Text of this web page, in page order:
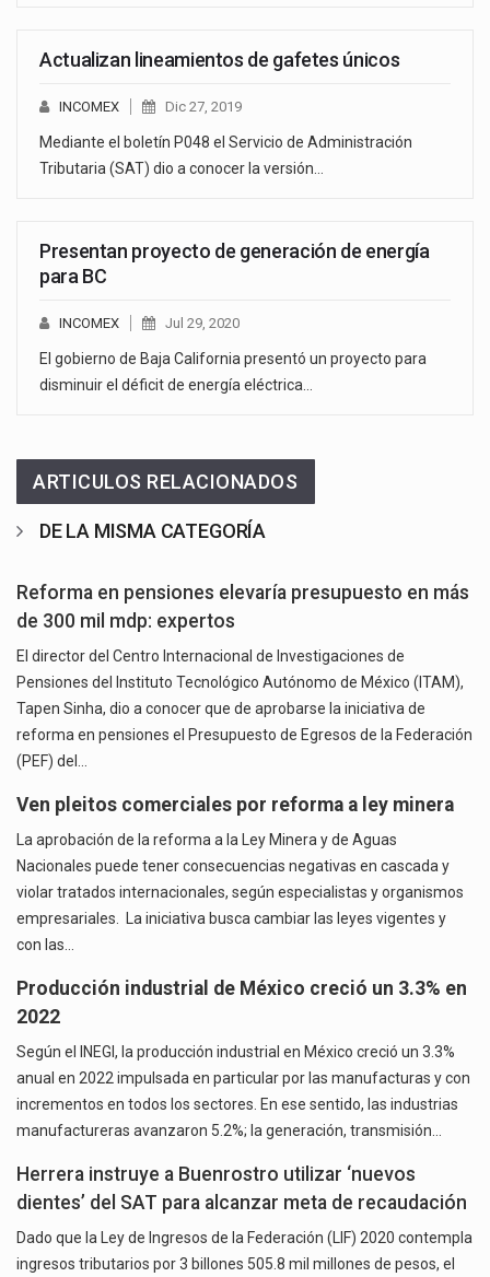
Actualizan lineamientos de gafetes únicos
INCOMEX Dic 27, 2019
Mediante el boletín P048 el Servicio de Administración
Tributaria (SAT) dio a conocer la versión…
Presentan proyecto de generación de energía
para BC
INCOMEX Jul 29, 2020
El gobierno de Baja California presentó un proyecto para
disminuir el déficit de energía eléctrica…
ARTICULOS RELACIONADOS
DE LA MISMA CATEGORÍA
Reforma en pensiones elevaría presupuesto en más
de 300 mil mdp: expertos
El director del Centro Internacional de Investigaciones de
Pensiones del Instituto Tecnológico Autónomo de México (ITAM),
Tapen Sinha, dio a conocer que de aprobarse la iniciativa de
reforma en pensiones el Presupuesto de Egresos de la Federación
(PEF) del…
Ven pleitos comerciales por reforma a ley minera
La aprobación de la reforma a la Ley Minera y de Aguas
Nacionales puede tener consecuencias negativas en cascada y
violar tratados internacionales, según especialistas y organismos
empresariales. La iniciativa busca cambiar las leyes vigentes y
con las…
Producción industrial de México creció un 3.3% en
2022
Según el INEGI, la producción industrial en México creció un 3.3%
anual en 2022 impulsada en particular por las manufacturas y con
incrementos en todos los sectores. En ese sentido, las industrias
manufactureras avanzaron 5.2%; la generación, transmisión…
Herrera instruye a Buenrostro utilizar ‘nuevos
dientes’ del SAT para alcanzar meta de recaudación
Dado que la Ley de Ingresos de la Federación (LIF) 2020 contempla
ingresos tributarios por 3 billones 505.8 mil millones de pesos, el